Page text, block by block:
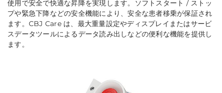
使用で安全で快適な昇降を実現します。ソフトスタート / ストッ
プや緊急下降などの安全機能により、安全な患者移乗が保証され
ます。CBJ Care は、最大重量設定やディスプレイまたはサービ
スデータツールによるデータ読み出しなどの便利な機能を提供し
ます。